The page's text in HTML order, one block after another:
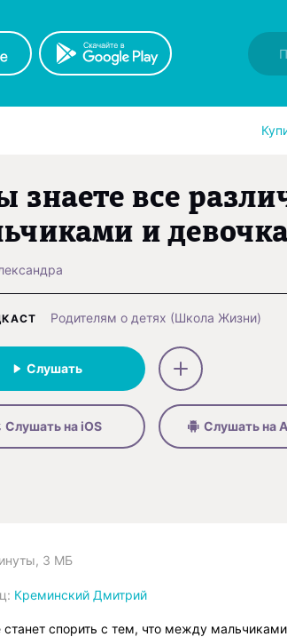
знаете все
и
Родителям о детях (Школа Жизни)
Слушать
Слушать на iOS Слушать на
, 3 МБ
: Креминский Дмитрий
станет спорить с тем, что между